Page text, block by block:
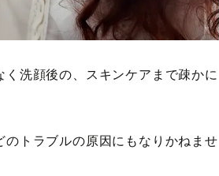
洗顔後の、スキンケアまで疎かに
トラブルの原因にもなりかねませ